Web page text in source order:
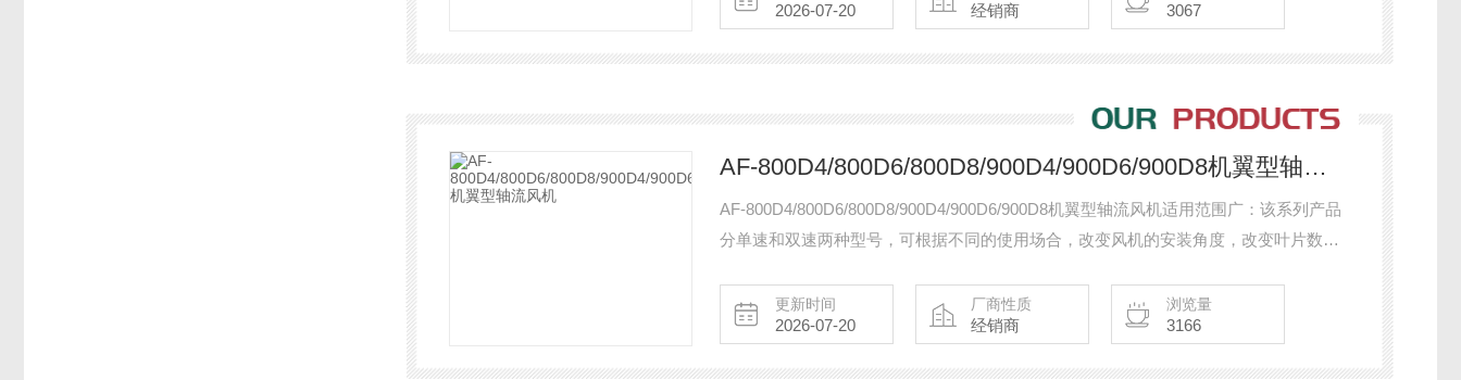
2026-07-20 经销商 3067
AF-800D4/800D6/800D8/900D4/900D6/900D8机翼型轴流风机
AF-800D4/800D6/800D8/900D4/900D6/900D8机翼型轴流风机适用范围广：该系列产品
分单速和双速两种型号，可根据不同的使用场合，改变风机的安装角度，改变叶片数和
更新时间
2026-07-20
厂商性质
经销商
浏览量
3166